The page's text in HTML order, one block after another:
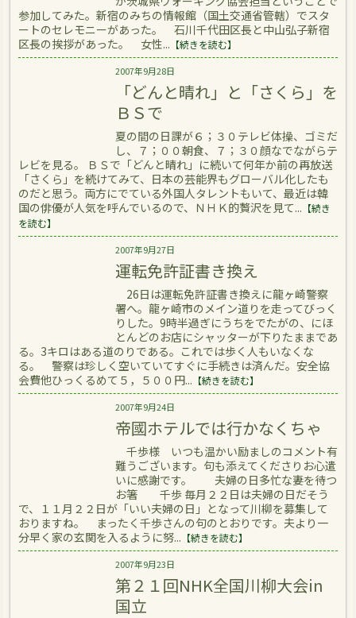
参加してみた。新宿のみちの情報館（国土交通省管轄）でスタ
ートのセレモニーがあった。 石川千代田区長と中山弘子新宿
区長の挨拶があった。 女性... 【続きを読む】
2007年9月28日
「どんと晴れ」と「さくら」を
ＢＳで
夏の間の日課が６；３０テレビ体操、ゴミだ
し、７；００朝食、７；３０顔なでながらテ
レビを見る。 ＢＳで「どんと晴れ」に続いて何年か前の再放送
「さくら」を続けてみて、日本の芸能界もグローバル化したも
のだと思う。両方にでている外国人タレントもいて、最近は韓
国の俳優が人気を呼んでいるので、ＮＨＫ的贅沢を見て... 【続き
を読む】
2007年9月27日
運転免許証書き換え
26日は運転免許証書き換えに龍ヶ崎警察
署へ。龍ヶ崎市のメイン道りを走ってびっく
りした。9時半過ぎにうちをでたがの、にほ
とんどのお店にシャッターが下りたままであ
る。3キロはある道のりである。これでは歩く人もいなくな
る。 警察は珍しく空いていてすぐに手続きは済んだ。安全協
会費他ひっくるめて５，５００円... 【続きを読む】
2007年9月24日
帝國ホテルでは行かなくちゃ
千歩様 いつも温かい励ましのコメント有
難うございます。句も添えてくださりお心遣
いに感謝です。 夫婦の日多忙な妻を待つ
お箸 千歩 毎月２２日は夫婦の日だそう
で、１１月２２日が「いい夫婦の日」となって川柳を募集して
おりますね。 まったく千歩さんの句のとおりです。夫より一
分早く家の玄関を入るように努... 【続きを読む】
2007年9月23日
第２１回NHK全国川柳大会in
国立